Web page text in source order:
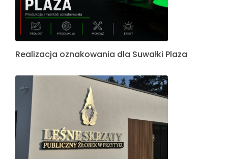
Realizacja oznakowania dla Suwałki Plaza